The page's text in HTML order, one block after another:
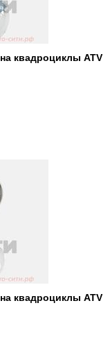
квадроциклы ATV
квадроциклы ATV